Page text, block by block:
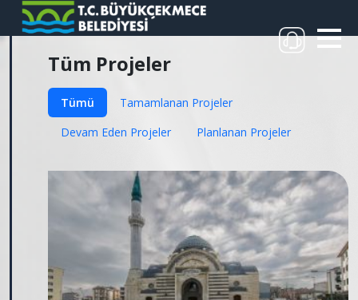
Tüm Projeler
Tümü
Tamamlanan Projeler
Devam Eden Projeler
Planlanan Projeler